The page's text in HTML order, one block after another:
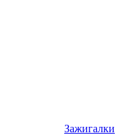
Зажигалки